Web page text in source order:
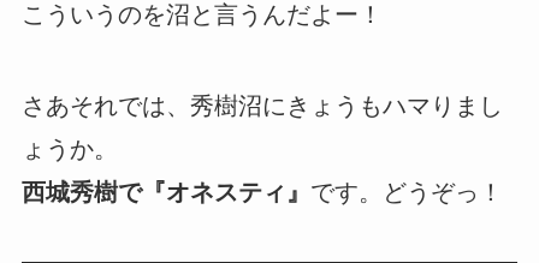
こういうのを沼と言うんだよー！
さあそれでは、秀樹沼にきょうもハマりまし
ょうか。
西城秀樹で『オネスティ』 です。どうぞっ！